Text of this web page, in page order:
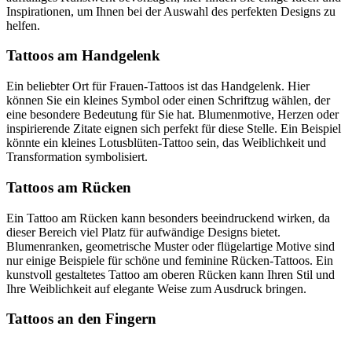
Inspirationen, um Ihnen bei der Auswahl des perfekten Designs zu
helfen.
Tattoos am Handgelenk
Ein beliebter Ort für Frauen-Tattoos ist das Handgelenk. Hier
können Sie ein kleines Symbol oder einen Schriftzug wählen, der
eine besondere Bedeutung für Sie hat. Blumenmotive, Herzen oder
inspirierende Zitate eignen sich perfekt für diese Stelle. Ein Beispiel
könnte ein kleines Lotusblüten-Tattoo sein, das Weiblichkeit und
Transformation symbolisiert.
Tattoos am Rücken
Ein Tattoo am Rücken kann besonders beeindruckend wirken, da
dieser Bereich viel Platz für aufwändige Designs bietet.
Blumenranken, geometrische Muster oder flügelartige Motive sind
nur einige Beispiele für schöne und feminine Rücken-Tattoos. Ein
kunstvoll gestaltetes Tattoo am oberen Rücken kann Ihren Stil und
Ihre Weiblichkeit auf elegante Weise zum Ausdruck bringen.
Tattoos an den Fingern